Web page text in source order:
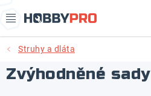
na
AKCE
PRODUKTY
Struhy a dláta
Zvýhodněné sady